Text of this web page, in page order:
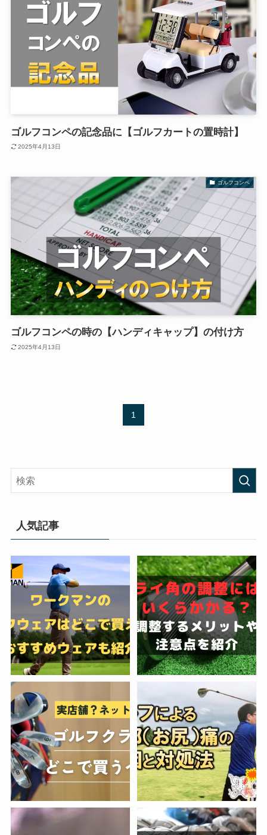
ゴルフコンペの記念品に【ゴルフカートの置時計】
2025年4月13日
ゴルフコンペ
ゴルフコンペの時の【ハンディキャップ】の付け方
2025年4月13日
1
人気記事